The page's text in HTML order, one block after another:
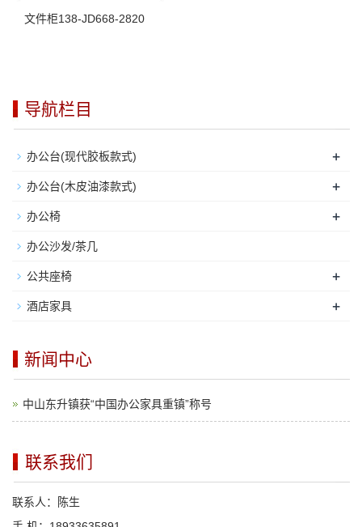
文件柜138-JD668-2820
导航栏目
办公台(现代胶板款式) +
办公台(木皮油漆款式) +
办公椅 +
办公沙发/茶几
公共座椅 +
酒店家具 +
新闻中心
中山东升镇获“中国办公家具重镇”称号
联系我们
联系人：陈生